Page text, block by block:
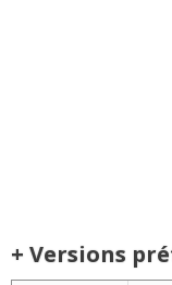
+ Versions